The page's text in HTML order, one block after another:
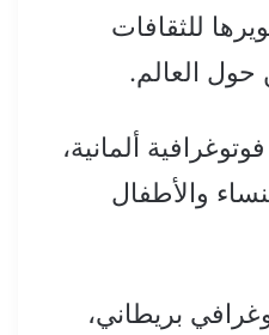
للثقافات
العالم.
ألمانية،
والأطفال
بريطاني،